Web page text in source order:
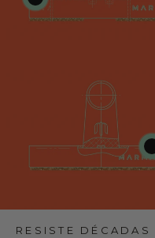
RESISTE